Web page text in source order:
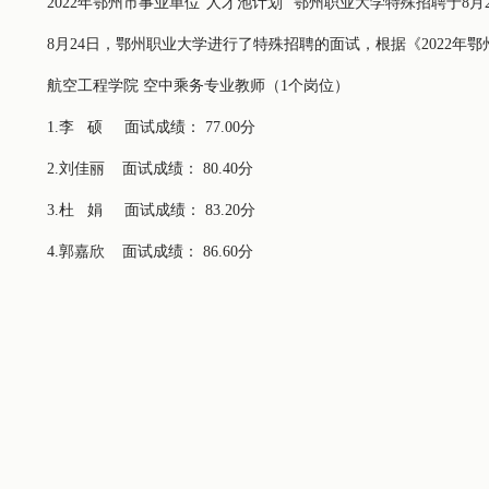
8月24日，鄂州职业大学进行了特殊招聘的面试，根据《2022年
航空工程学院 空中乘务专业教师（1个岗位）
1.李 硕 面试成绩： 77.00分
2.刘佳丽 面试成绩： 80.40分
3.杜 娟 面试成绩： 83.20分
4.郭嘉欣 面试成绩： 86.60分